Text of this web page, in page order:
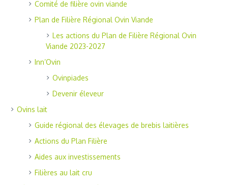
Comité de filière ovin viande
Plan de Filière Régional Ovin Viande
Les actions du Plan de Filière Régional Ovin
Viande 2023-2027
Inn’Ovin
Ovinpiades
Devenir éleveur
Ovins lait
Guide régional des élevages de brebis laitières
Actions du Plan Filière
Aides aux investissements
Filières au lait cru